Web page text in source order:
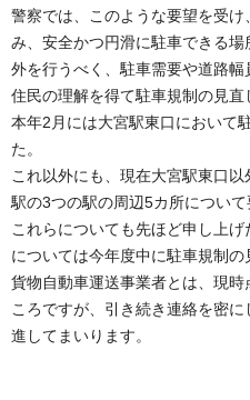
警察では、このような要望を受
み、安全かつ円滑に駐車できる
外を行うべく、駐車需要や道路
住民の理解を得て駐車規制の見直
本年2月には大宮駅東口において
た。
これ以外にも、現在大宮駅東口
駅の3つの駅の周辺5カ所について
これらについても先ほど申し上
については今年度中に駐車規制の
貨物自動車運送事業者とは、現
ころですが、引き続き連絡を密
進してまいります。